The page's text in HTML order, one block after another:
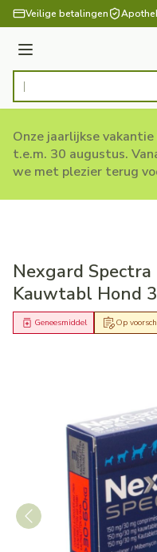
Ga naar de inhoud
Veilige betalingen
Menu
Product, merk,
Onze jaarlijkse
t.e.m. 30 augustus.
we met plezier terug
Nexgard
Kauwtabl Hond 3
Op
Geneesmiddel